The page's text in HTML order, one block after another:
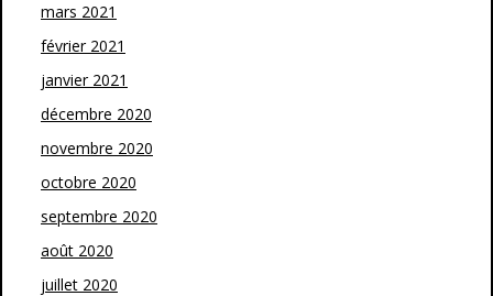
mars 2021
février 2021
janvier 2021
décembre 2020
novembre 2020
octobre 2020
septembre 2020
août 2020
juillet 2020